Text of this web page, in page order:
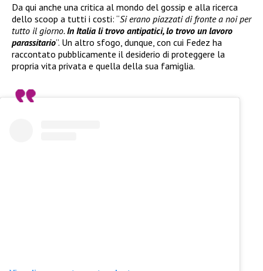
Da qui anche una critica al mondo del gossip e alla ricerca
dello scoop a tutti i costi: “Si erano piazzati di fronte a noi per
tutto il giorno.In Italia li trovo antipatici, lo trovo un lavoro
parassitario”. Un altro sfogo, dunque, con cui Fedez ha
raccontato pubblicamente il desiderio di proteggere la
propria vita privata e quella della sua famiglia.